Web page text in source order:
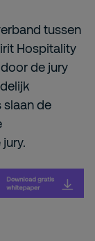
tussen
Hospitality
de jury
slaan de